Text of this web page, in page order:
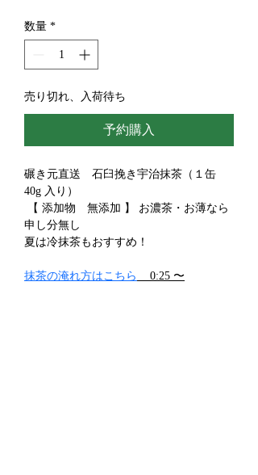
数量 *
売り切れ、入荷待ち
予約購入
碾き元直送　石臼挽き宇治抹茶（１缶
40g 入り）
申し分無し
夏は冷抹茶もおすすめ！
抹茶の淹れ方はこちら
    0:25 〜